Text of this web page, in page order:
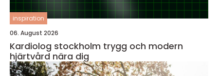
inspiration
06. August 2026
Kardiolog stockholm trygg och modern
hjärtvård nära dig